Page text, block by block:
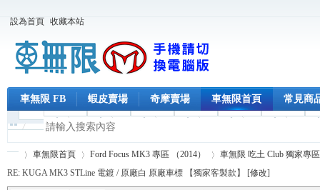
設為首頁 收藏本站
車無限 FB 蝦皮賣場 奇摩賣場 車無限首頁 常見商
車無限首頁 Ford Focus MK3 專區 （2014）
車無限 吃土 Club 獨家專區
RE: KUGA MK3 STLine 電鍍 / 原廠白 原廠車標 【獨家客製款】 [修改]